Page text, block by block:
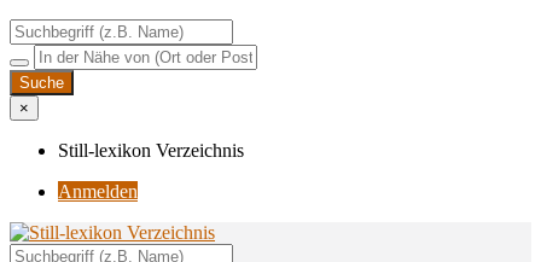
×
Still-lexikon Verzeichnis
Anmelden